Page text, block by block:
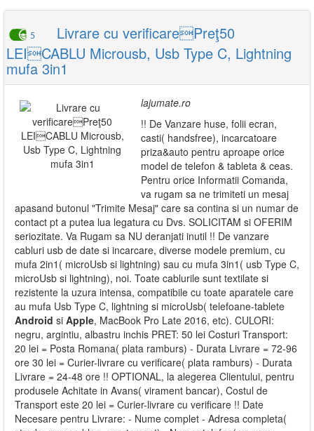
5
Livrare cu verificarePreţ50
LEICABLU Microusb, Usb Type C, Lightning
mufa 3in1
lajumate.ro
!! De Vanzare huse, folii ecran,
casti( handsfree), incarcatoare
priza&auto pentru aproape orice
model de telefon & tableta & ceas.
Pentru orice Informatii Comanda,
va rugam sa ne trimiteti un mesaj
apasand butonul "Trimite Mesaj" care sa contina si un numar de
contact pt a putea lua legatura cu Dvs. SOLICITAM si OFERIM
seriozitate. Va Rugam sa NU deranjati inutil !! De vanzare
cabluri usb de date si incarcare, diverse modele premium, cu
mufa 2in1( microUsb si lightning) sau cu mufa 3in1( usb Type C,
microUsb si lightning), noi. Toate cablurile sunt textilate si
rezistente la uzura intensa, compatibile cu toate aparatele care
au mufa Usb Type C, lightning si microUsb( telefoane-tablete
Android si Apple, MacBook Pro Late 2016, etc). CULORI:
negru, argintiu, albastru inchis PRET: 50 lei Costuri Transport:
20 lei = Posta Romana( plata ramburs) - Durata Livrare = 72-96
ore 30 lei = Curier-livrare cu verificare( plata ramburs) - Durata
Livrare = 24-48 ore !! OPTIONAL, la alegerea Clientului, pentru
produsele Achitate in Avans( virament bancar), Costul de
Transport este 20 lei = Curier-livrare cu verificare !! Date
Necesare pentru Livrare: - Nume complet - Adresa completa(